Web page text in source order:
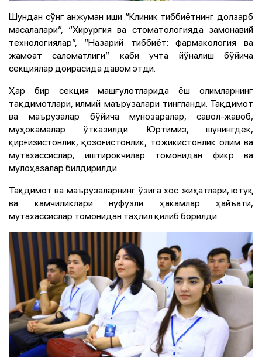
Шундан сўнг анжуман иши “Клиник тиббиётнинг долзарб
масалалари”, “Хирургия ва стоматологияда замонавий
технологиялар”, “Назарий тиббиёт: фармакология ва
жамоат саломатлиги” каби учта йўналиш бўйича
секциялар доирасида давом этди.
Ҳар бир секция машғулотларида ёш олимларнинг
тақдимотлари, илмий маърузалари тингланди. Тақдимот
ва маърузалар бўйича мунозаралар, савол-жавоб,
муҳокамалар ўтказилди. Юртимиз, шунингдек,
қирғизистонлик, қозоғистонлик, тожикистонлик олим ва
мутахассислар, иштирокчилар томонидан фикр ва
мулоҳазалар билдирилди.
Тақдимот ва маърузаларнинг ўзига хос жиҳатлари, ютуқ
ва камчиликлари нуфузли ҳакамлар ҳайъати,
мутахассислар томонидан таҳлил қилиб борилди.